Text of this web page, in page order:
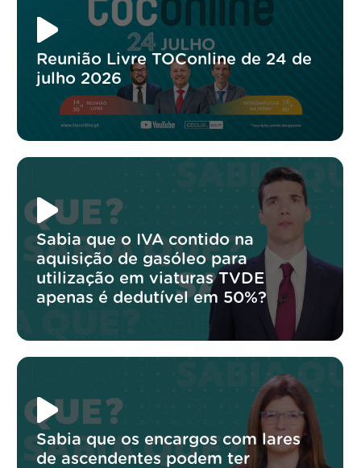
Reunião Livre TOConline de 24 de
julho 2026
Sabia que o IVA contido na
aquisição de gasóleo para
utilização em viaturas TVDE
apenas é dedutível em 50%?
Sabia que os encargos com lares
de ascendentes podem ter